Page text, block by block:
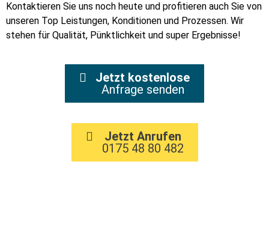
Kontaktieren Sie uns noch heute und profitieren auch Sie von
unseren Top Leistungen, Konditionen und Prozessen. Wir
stehen für Qualität, Pünktlichkeit und super Ergebnisse!
Jetzt kostenlose
Anfrage senden
Jetzt Anrufen
0175 48 80 482